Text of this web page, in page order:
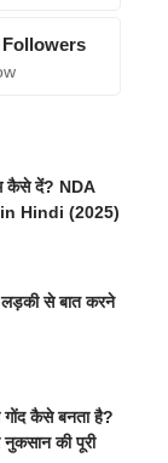
Followers
कैसे दें? NDA
Hindi (2025)
से बात करने
गोंद कैसे बनता है?
की पूरी